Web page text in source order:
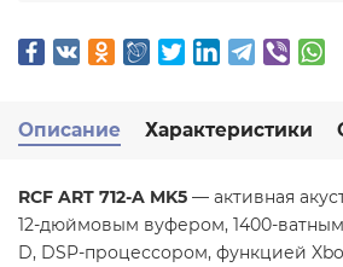
Описание Характеристики
RCF ART 712-A MK5 — активная
12-дюймовым вуфером, 1400-
D, DSP-процессором, функцией